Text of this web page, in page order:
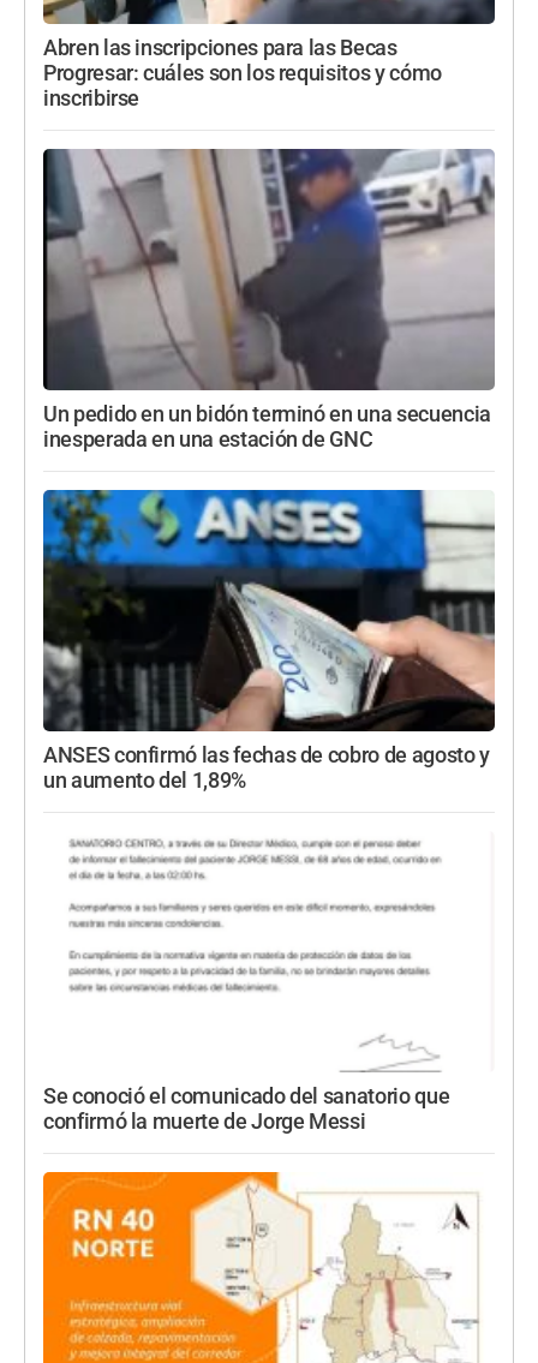
Abren las inscripciones para las Becas
Progresar: cuáles son los requisitos y cómo
inscribirse
Un pedido en un bidón terminó en una secuencia
inesperada en una estación de GNC
ANSES confirmó las fechas de cobro de agosto y
un aumento del 1,89%
Se conoció el comunicado del sanatorio que
confirmó la muerte de Jorge Messi